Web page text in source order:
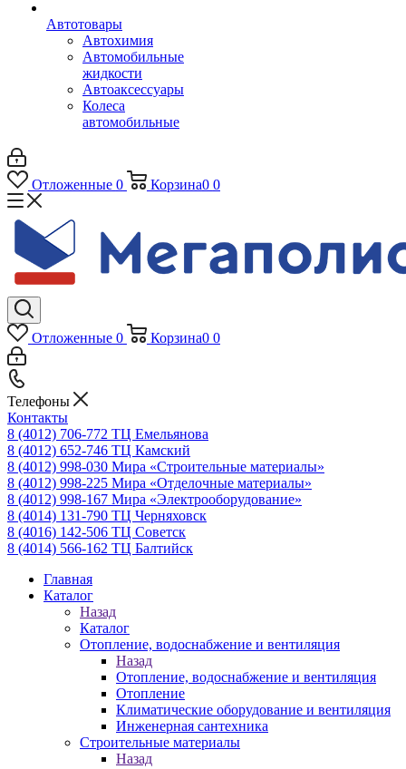
Автотовары
Автохимия
Автомобильные
жидкости
Автоаксессуары
Колеса
автомобильные
Отложенные 0 Корзина0 0
Отложенные 0 Корзина0 0
Телефоны
Контакты
8 (4012) 706-772 ТЦ Емельянова
8 (4012) 652-746 ТЦ Камский
8 (4012) 998-030 Мира «Строительные материалы»
8 (4012) 998-225 Мира «Отделочные материалы»
8 (4012) 998-167 Мира «Электрооборудование»
8 (4014) 131-790 ТЦ Черняховск
8 (4016) 142-506 ТЦ Советск
8 (4014) 566-162 ТЦ Балтийск
Главная
Каталог
Назад
Каталог
Отопление, водоснабжение и вентиляция
Назад
Отопление, водоснабжение и вентиляция
Отопление
Климатические оборудование и вентиляция
Инженерная сантехника
Строительные материалы
Назад